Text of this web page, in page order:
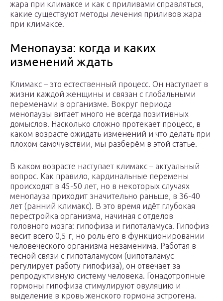
жара при климаксе и как с приливами справляться,
какие существуют методы лечения приливов жара
при климаксе.
Менопауза: когда и каких
изменений ждать
Климакс – это естественный процесс. Он наступает в
жизни каждой женщины и связан с глобальными
переменами в организме. Вокруг периода
менопаузы витает много не всегда позитивных
домыслов. Насколько сложно протекает процесс, в
каком возрасте ожидать изменений и что делать при
плохом самочувствии, мы разберём в этой статье.
В каком возрасте наступает климакс – актуальный
вопрос. Как правило, кардинальные перемены
происходят в 45-50 лет, но в некоторых случаях
менопауза приходит значительно раньше, в 36-40
лет (ранний климакс). В это время идёт глубокая
перестройка организма, начиная с отделов
головного мозга: гипофиза и гипоталамуса. Гипофиз
весит всего 0,5 г, но роль его в функционировании
человеческого организма незаменима. Работая в
тесной связи с гипоталамусом (uипоталамус
регулирует работу гипофиза), он отвечает за
репродуктивную систему человека. Гонадотропные
гормоны гипофиза стимулируют овуляцию и
выделение в кровь женского гормона эстрогена.